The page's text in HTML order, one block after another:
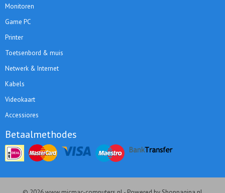
Monitoren
Game PC
Printer
Toetsenbord & muis
Netwerk & Internet
Kabels
Videokaart
Accessiores
Betaalmethodes